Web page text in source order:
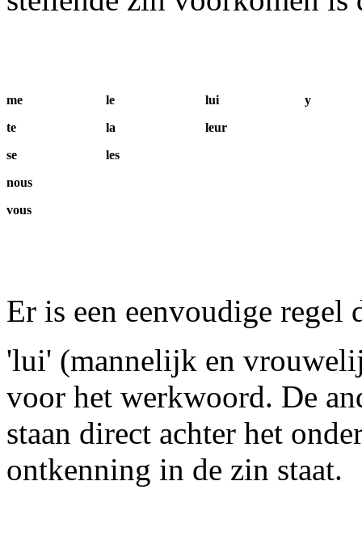
me
te
se
nous
vous
le
la
les
lui
leur
y
Er is een eenvoudige regel
'lui' (mannelijk en
voor het werkwoord. De
staan direct achter het
ontkenning in de zin staat.